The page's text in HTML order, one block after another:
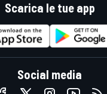
Scarica le tue app
Social media